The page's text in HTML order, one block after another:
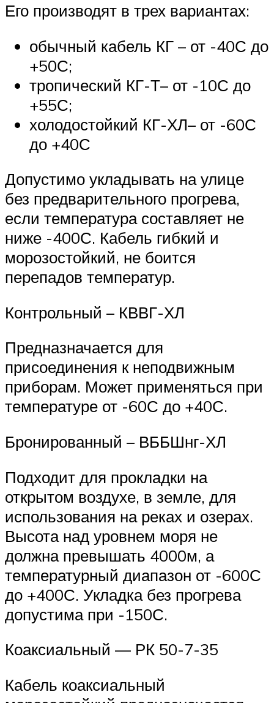
Его производят в трех вариантах:
обычный кабель КГ – от -40С до
+50С;
тропический КГ-Т– от -10С до
+55С;
холодостойкий КГ-ХЛ– от -60С
до +40С
Допустимо укладывать на улице
без предварительного прогрева,
если температура составляет не
ниже -400С. Кабель гибкий и
морозостойкий, не боится
перепадов температур.
Контрольный – КВВГ-ХЛ
Предназначается для
присоединения к неподвижным
приборам. Может применяться при
температуре от -60С до +40С.
Бронированный – ВББШнг-ХЛ
Подходит для прокладки на
открытом воздухе, в земле, для
использования на реках и озерах.
Высота над уровнем моря не
должна превышать 4000м, а
температурный диапазон от -600С
до +400С. Укладка без прогрева
допустима при -150С.
Коаксиальный — РК 50-7-35
Кабель коаксиальный